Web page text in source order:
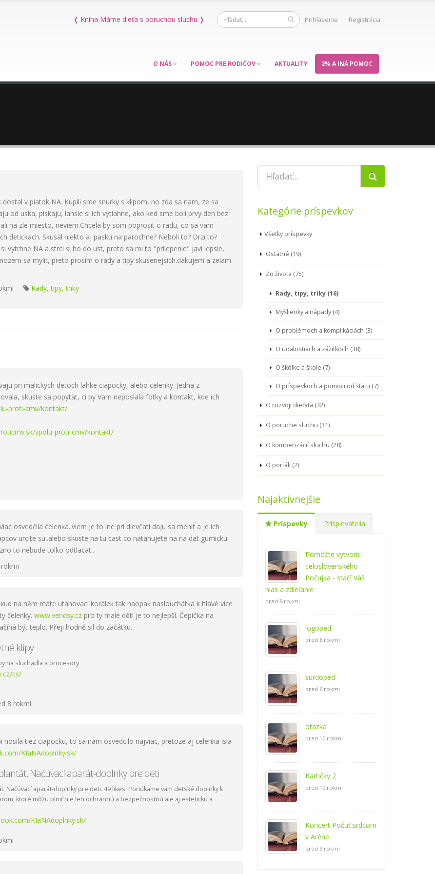
Prihlásenie Registrácia
❬ Kniha Máme dieťa s poruchou sluchu ❭
O NÁS POMOC PRE RODIČOV AKTUALITY 2% A INÁ POMOC
v piatok NA. Kupili sme snurky s klipom, no zda sa nam, ze sa
od uska, piskaju, lahsie si ich vytiahne, ako ked sme boli prvy den bez
na zle miesto, neviem.Chcela by som poprosit o radu, co sa vam
detickach. Skusal niekto aj pasku na parochne? Neboli to? Drzi to?
vytrhne NA a strci si ho do ust, preto sa mi to "prilepenie" javi lepsie,
sa mylit, preto prosim o rady a tipy skusenejsich.dakujem a zelam
Rady, tipy, triky
pri malickych detoch lahke ciapocky, alebo celenky. Jedna z
skuste sa popytat, ci by Vam neposlala fotky a kontakt, kde ich
proti-cmv/kontakt/
spolu-proti-cmv/kontakt/
osvedčila čelenka..viem je to ine pri dievčati daju sa menit a je ich
urcite su..alebo skuste na tu cast co natahujete na na dat gumicku
to nebude tolko odtlacat..
na něm máte utahovací korálek tak naopak naslouchátka k hlavě více
čelenky. www.vendsy.cz pro ty malé děti je to nejlepší. Čepička na
být teplo. Přeji hodně sil do začátku.
klipy
na sluchadla a procesory
cs/
8 rokmi
tiez ciapocku, to sa nam osvedcilo najviac, pretoze aj celenka isla
KIaNAdoplnky.sk/
Načúvací aparát-doplnky pre deti
Načúvací aparát-doplnky pre deti. 49 likes. Ponúkame vám detské doplnky k
ktoré môžu plniť nie len ochrannú a bezpečnostnú ale aj estetickú a
KIaNAdoplnky.sk/
Kategórie príspevkov
Všetky príspevky
Ostatné (19)
Zo života (75)
Rady, tipy, triky (16)
Myšlienky a nápady (4)
O problémoch a komplikáciách (3)
O udalostiach a zážitkoch (38)
O škôlke a škole (7)
O príspevkoch a pomoci od štátu (7)
O rozvoji dieťaťa (32)
O poruche sluchu (31)
O kompenzácií sluchu (28)
O portáli (2)
Najaktívnejšie
Príspevky Prispievatelia
Pomôžte vytvoriť
celoslovenského
Počujka - stačí Váš
hlas a zdieľanie
pred 9 rokmi
logoped
pred 8 rokmi
surdopéd
pred 6 rokmi
otazka
pred 10 rokmi
Kartičky 2
pred 10 rokmi
Koncert Počuť srdcom
v Aréne
pred 9 rokmi